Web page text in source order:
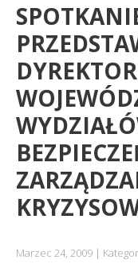
Marzec 24, 2009